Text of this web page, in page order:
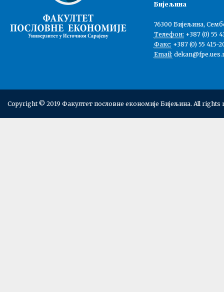
Бијељина
76300 Бијељина,
Телефон: +387 (0) 55
Факс: +387 (0) 55 415-
Email:
Copyright © 2019 Факултет пословне економије Бијељина. All rights